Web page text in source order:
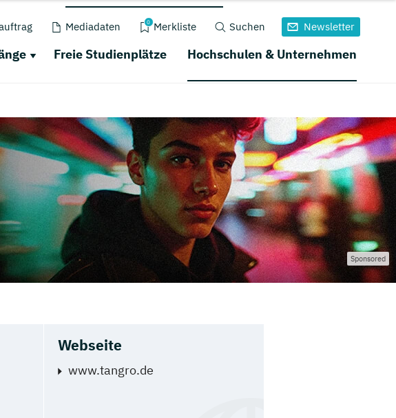
Mediadaten 0 Merkliste Suchen Newsletter
Freie Studienplätze Hochschulen & Unternehmen
Sponsored
Webseite
www.tangro.de